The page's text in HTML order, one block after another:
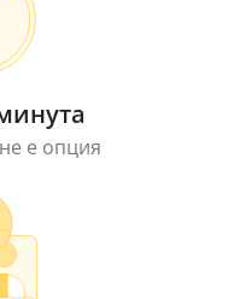
е опция